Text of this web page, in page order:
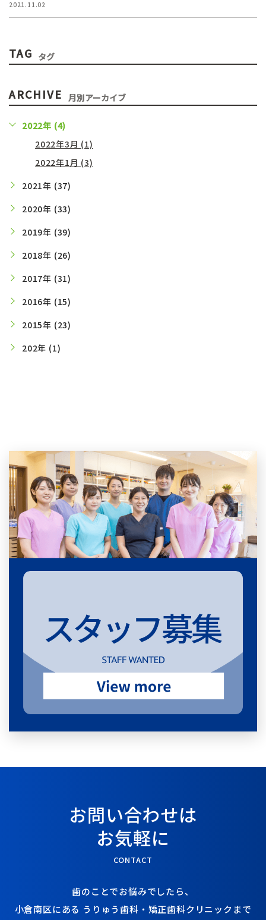
2021.11.02
TAG タグ
ARCHIVE 月別アーカイブ
2022年 (4)
2022年3月 (1)
2022年1月 (3)
2021年 (37)
2020年 (33)
2019年 (39)
2018年 (26)
2017年 (31)
2016年 (15)
2015年 (23)
202年 (1)
お問い合わせは
お気軽に
CONTACT
歯のことでお悩みでしたら、
小倉南区にある うりゅう歯科・矯正歯科クリニックまで